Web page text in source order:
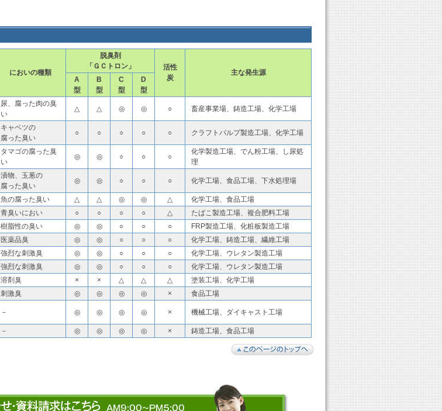
においの種類
脱臭剤
「ＧＣトロン」
活性
炭
主な発生源
A
型
B
型
C
型
D
型
尿、腐った肉の臭
い
△ △ ◎ ◎ ○ 畜産事業場、鋳造工場、化学工場
キャベツの
腐った臭い
○ ○ ○ ○ ○ クラフトパルプ製造工場、化学工場
タマゴの腐った臭
い
◎ ◎ ○ ○ ○
化学製造工場、でん粉工場、し尿処
理
漬物、玉葱の
腐った臭い
◎ ◎ ○ ○ ○ 化学工場、食品工場、下水処理場
魚の腐った臭い △ △ ◎ ◎ △
化学工場、食品工場
青臭いにおい ○ ○ ○ ○ △
たばこ製造工場、複合肥料工場
樹脂性の臭い ◎ ◎ ○ ○ ○
FRP製造工場、化粧板製造工場
医薬品臭 ◎ ◎ ○ ○ ○
化学工場、鋳造工場、繊維工場
強烈な刺激臭 ◎ ◎ ○ ○ ○
化学工場、ウレタン製造工場
強烈な刺激臭 ◎ ◎ ○ ○ ○
化学工場、ウレタン製造工場
溶剤臭 × × △ △ △
塗装工場、化学工場
刺激臭 ◎ ◎ ◎ ◎ ×
食品工場
－ ◎ ◎ ◎ ◎ × 機械工場、ダイキャスト工場
－ ◎ ◎ ◎ ◎ × 鋳造工場、食品工場